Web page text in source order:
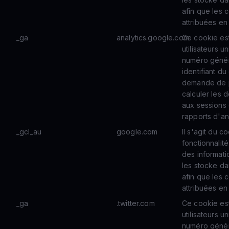
afin que les
attribuées
_ga
analytics.google.comCe cookie
utilisateurs
numéro
identifiant du
demande de
calculer les
aux
rapports
_gcl_au
google.com
Il s'agit du
des
les stocke
afin que les
attribuées
_ga
.twitter.com
Ce cookie
utilisateurs
numéro